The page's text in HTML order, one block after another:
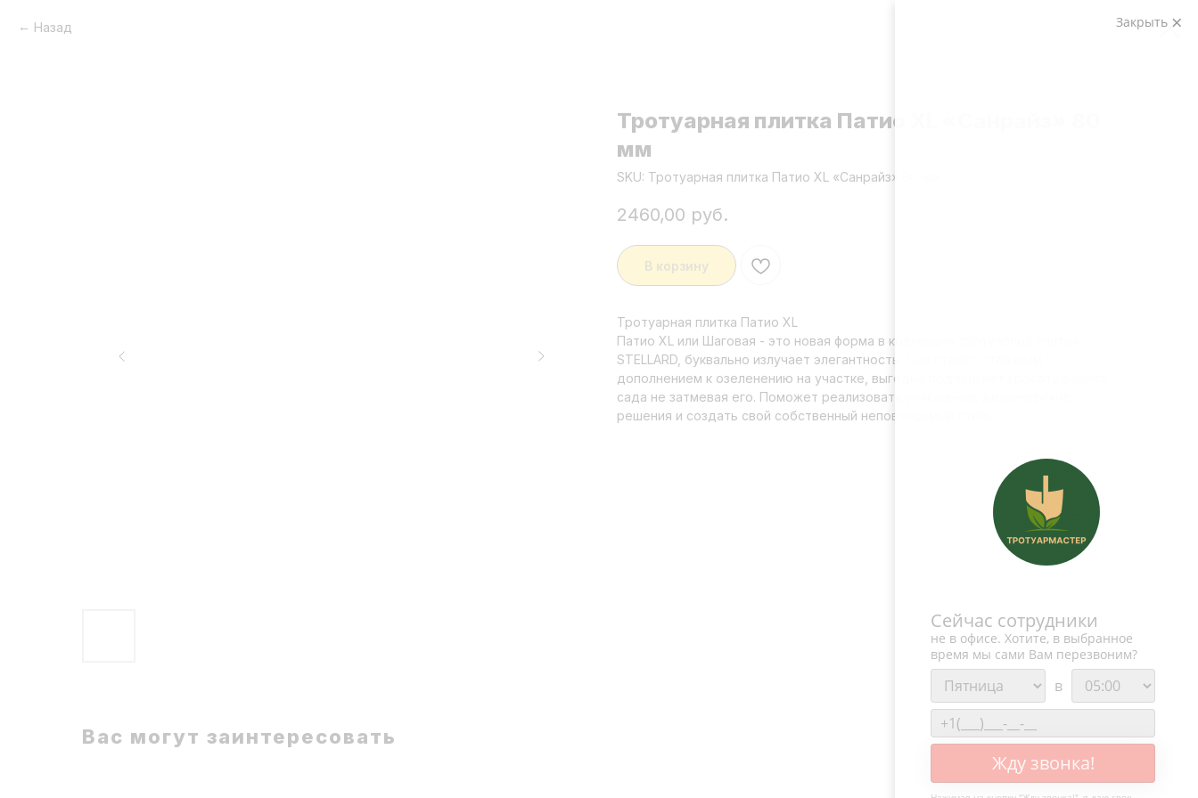
Назад
Тротуарная плитка Патио XL «Санрайз» 80
мм
SKU: Тротуарная плитка Патио XL «Санрайз» 80 мм
2460,00 руб.
В корзину
Тротуарная плитка Патио XL
Патио XL или Шаговая - это новая форма в коллекции тротуарной плитки
STELLARD, буквально излучает элегантность. Она станет отличным
дополнением к озеленению на участке, выгодно подчеркнет красоту вашего
сада не затмевая его. Поможет реализовать уникальные дизайнерские
решения и создать свой собственный неповторимый стиль.
Вас могут заинтересовать
Закрыть
Сейчас сотрудники
не в офисе. Хотите, в выбранное
время мы сами Вам перезвоним?
в
Жду звонка!